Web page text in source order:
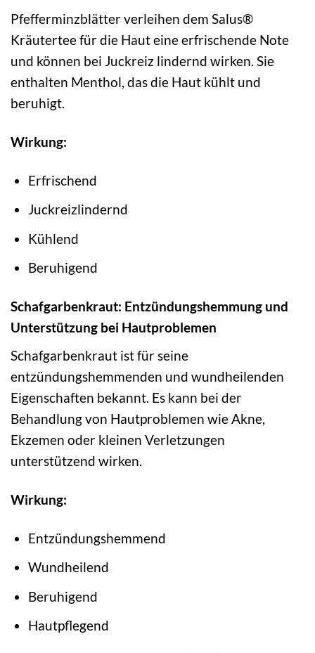
Pfefferminzblätter verleihen dem Salus®
Kräutertee für die Haut eine erfrischende Note
und können bei Juckreiz lindernd wirken. Sie
enthalten Menthol, das die Haut kühlt und
beruhigt.
Wirkung:
Erfrischend
Juckreizlindernd
Kühlend
Beruhigend
Schafgarbenkraut: Entzündungshemmung und
Unterstützung bei Hautproblemen
Schafgarbenkraut ist für seine
entzündungshemmenden und wundheilenden
Eigenschaften bekannt. Es kann bei der
Behandlung von Hautproblemen wie Akne,
Ekzemen oder kleinen Verletzungen
unterstützend wirken.
Wirkung:
Entzündungshemmend
Wundheilend
Beruhigend
Hautpflegend